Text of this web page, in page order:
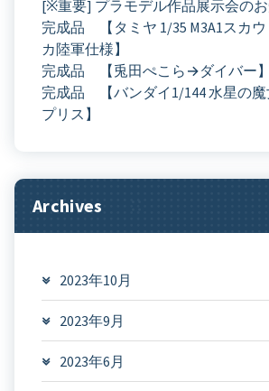
[※重要] プラモデル作品展示会の
完成品 【タミヤ 1/35 M3A1スカウ
カ陸軍仕様】
完成品 【兎田ぺこら→ダイバー】
完成品 【バンダイ1/144 水星の魔
プリス】
Archives
2023年10月
2023年9月
2023年6月